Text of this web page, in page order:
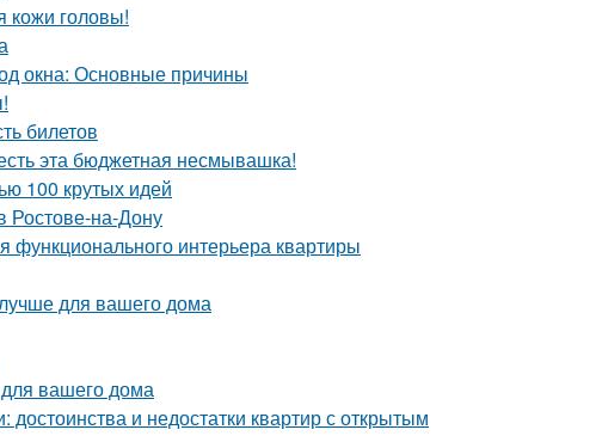
кожи головы!
окна: Основные причины
билетов
эта бюджетная несмывашка!
100 крутых идей
Ростове-на-Дону
функционального интерьера квартиры
для вашего дома
вашего дома
и недостатки квартир с открытым